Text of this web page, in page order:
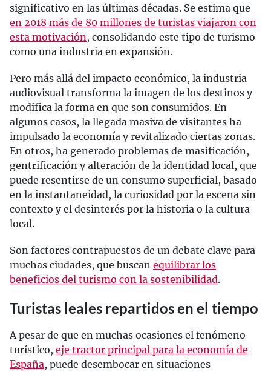
significativo en las últimas décadas. Se estima que
en 2018 más de 80 millones de turistas viajaron con
esta motivación, consolidando este tipo de turismo
como una industria en expansión.
Pero más allá del impacto económico, la industria
audiovisual transforma la imagen de los destinos y
modifica la forma en que son consumidos. En
algunos casos, la llegada masiva de visitantes ha
impulsado la economía y revitalizado ciertas zonas.
En otros, ha generado problemas de masificación,
gentrificación y alteración de la identidad local, que
puede resentirse de un consumo superficial, basado
en la instantaneidad, la curiosidad por la escena sin
contexto y el desinterés por la historia o la cultura
local.
Son factores contrapuestos de un debate clave para
muchas ciudades, que buscan equilibrar los
beneficios del turismo con la sostenibilidad.
Turistas leales repartidos en el tiempo
A pesar de que en muchas ocasiones el fenómeno
turístico, eje tractor principal para la economía de
España, puede desembocar en situaciones